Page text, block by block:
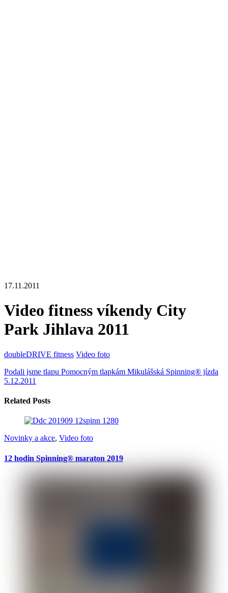
17.11.2011
Video fitness víkendy City
Park Jihlava 2011
doubleDRIVE fitness Video foto
Podali jsme tlapu Pomocným tlapkám Mikulášská Spinning® jízda
5.12.2011
Related Posts
Novinky a akce, Video foto
12 hodin Spinning® maraton 2019